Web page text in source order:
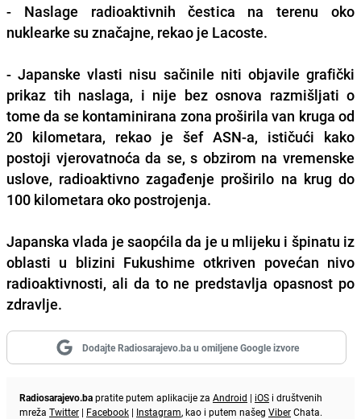
- Naslage radioaktivnih čestica na terenu oko
nuklearke su značajne, rekao je Lacoste.
- Japanske vlasti nisu sačinile niti objavile grafički
prikaz tih naslaga, i nije bez osnova razmišljati o
tome da se kontaminirana zona proširila van kruga od
20 kilometara, rekao je šef ASN-a, ističući kako
postoji vjerovatnoća da se, s obzirom na vremenske
uslove, radioaktivno zagađenje proširilo na krug do
100 kilometara oko postrojenja.
Japanska vlada je saopćila da je u mlijeku i špinatu iz
oblasti u blizini Fukushime otkriven povećan nivo
radioaktivnosti, ali da to ne predstavlja opasnost po
zdravlje.
Dodajte Radiosarajevo.ba u omiljene Google izvore
Radiosarajevo.bapratite putem aplikacije za Android | iOS i društvenih
mreža Twitter | Facebook | Instagram, kao i putem našeg ViberChata.